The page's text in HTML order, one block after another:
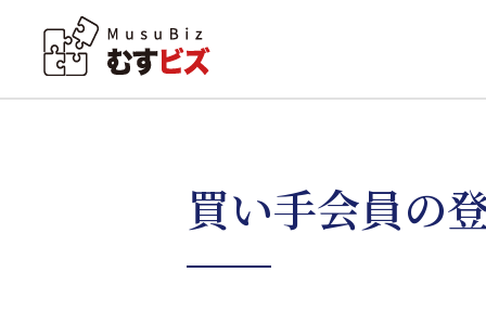
買い手会員の